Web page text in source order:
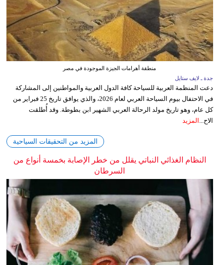
منطقة أهرامات الجيزة الموجودة في مصر
جدة ـ لايف ستايل
دعت المنظمة العربية للسياحة كافة الدول العربية والمواطنين إلى المشاركة
في الاحتفال بيوم السياحة العربي لعام 2026، والذي يوافق تاريخ 25 فبراير من
كل عام، وهو تاريخ مولد الرحالة العربي الشهير ابن بطوطة. وقد أُطلقت
الاح...
المزيد
المزيد من التحقيقات السياحية
النظام الغذائي النباتي يقلل من خطر الإصابة بخمسة أنواع من
السرطان